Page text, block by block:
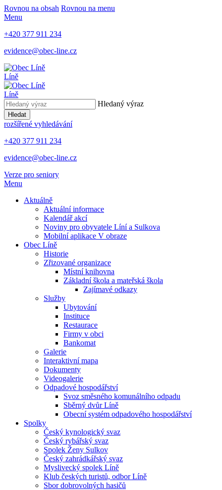
Rovnou na obsah Rovnou na menu
Menu
+420 377 911 234
evidence@obec-line.cz
Líně
Líně
Hledaný výraz
Hledat
rozšířené vyhledávání
+420 377 911 234
evidence@obec-line.cz
Verze pro seniory
Menu
Aktuálně
Aktuální informace
Kalendář akcí
Noviny pro obyvatele Líní a Sulkova
Mobilní aplikace V obraze
Obec Líně
Historie
Zřizované organizace
Místní knihovna
Základní škola a mateřská škola
Zajímavé odkazy
Služby
Ubytování
Instituce
Restaurace
Firmy v obci
Bankomat
Galerie
Interaktivní mapa
Dokumenty
Videogalerie
Odpadové hospodářství
Svoz směsného komunálního odpadu
Sběrný dvůr Líně
Obecní systém odpadového hospodářství
Spolky
Český kynologický svaz
Český rybářský svaz
Spolek Ženy Sulkov
Český zahrádkářský svaz
Myslivecký spolek Líně
Klub českých turistů, odbor Líně
Sbor dobrovolných hasičů